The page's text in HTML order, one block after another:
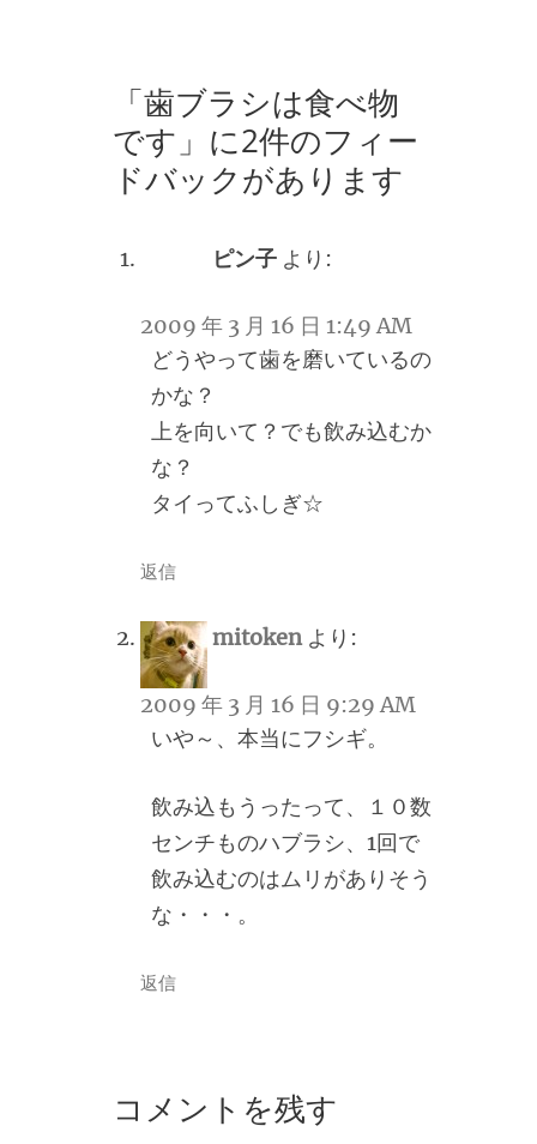
「歯ブラシは食べ物
です」に2件のフィー
ドバックがあります
ピン子 より:
2009 年 3 月 16 日 1:49 AM
どうやって歯を磨いているの
かな？
上を向いて？でも飲み込むか
な？
タイってふしぎ☆
返信
mitoken より:
2009 年 3 月 16 日 9:29 AM
いや～、本当にフシギ。
飲み込もうったって、１０数
センチものハブラシ、1回で
飲み込むのはムリがありそう
な・・・。
返信
コメントを残す